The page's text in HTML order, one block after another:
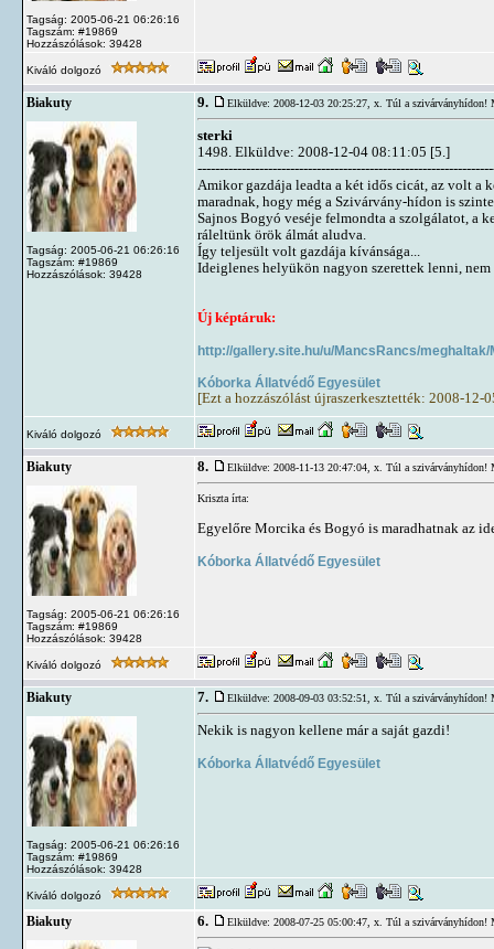
Tagság: 2005-06-21 06:26:16
Tagszám: #19869
Hozzászólások: 39428
Kiváló dolgozó
Biakuty
Tagság: 2005-06-21 06:26:16
Tagszám: #19869
Hozzászólások: 39428
9. Elküldve: 2008-12-03 20:25:27, x. Túl a szivárványhídon!
sterki
1498. Elküldve: 2008-12-04 08:11:05 [5.]
Amikor gazdája leadta a két idős cicát, az volt a
maradnak, hogy még a Szivárvány-hídon is
Sajnos Bogyó veséje felmondta a szolgálatot, a
ráleltünk örök álmát aludva.
Így teljesült volt gazdája kívánsága...
Ideiglenes helyükön nagyon szerettek lenni,
Új képtáruk:
http://gallery.site.hu/u/MancsRancs/
Kóborka Állatvédő Egyesület
[Ezt a hozzászólást újraszerkesztették: 2008-12-
Kiváló dolgozó
Biakuty
Tagság: 2005-06-21 06:26:16
Tagszám: #19869
Hozzászólások: 39428
8. Elküldve: 2008-11-13 20:47:04, x. Túl a szivárványhídon!
Kriszta írta:
Egyelőre Morcika és Bogyó is maradhatnak az
Kóborka Állatvédő Egyesület
Kiváló dolgozó
Biakuty
Tagság: 2005-06-21 06:26:16
Tagszám: #19869
Hozzászólások: 39428
7. Elküldve: 2008-09-03 03:52:51, x. Túl a szivárványhídon!
Nekik is nagyon kellene már a saját gazdi!
Kóborka Állatvédő Egyesület
Kiváló dolgozó
Biakuty 6. Elküldve: 2008-07-25 05:00:47, x. Túl a szivárványhídon!